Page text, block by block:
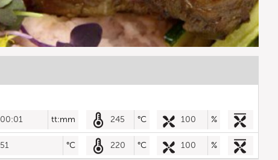
00:01 tt:mm 245 °C 100 %
51 °C 220 °C 100 %